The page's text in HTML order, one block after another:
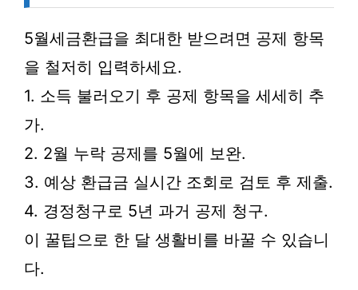
5월세금환급을 최대한 받으려면 공제 항목
을 철저히 입력하세요.
1. 소득 불러오기 후 공제 항목을 세세히 추
가.
2. 2월 누락 공제를 5월에 보완.
3. 예상 환급금 실시간 조회로 검토 후 제출.
4. 경정청구로 5년 과거 공제 청구.
이 꿀팁으로 한 달 생활비를 바꿀 수 있습니
다.